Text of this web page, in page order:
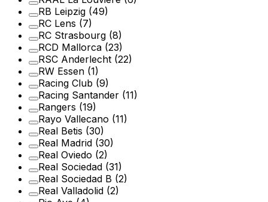
RB Leipzig (49)
RC Lens (7)
RC Strasbourg (8)
RCD Mallorca (23)
RSC Anderlecht (22)
RW Essen (1)
Racing Club (9)
Racing Santander (11)
Rangers (19)
Rayo Vallecano (11)
Real Betis (30)
Real Madrid (30)
Real Oviedo (2)
Real Sociedad (31)
Real Sociedad B (2)
Real Valladolid (2)